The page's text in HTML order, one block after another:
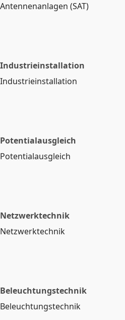
Antennenanlagen (SAT)
Industrieinstallation
Industrieinstallation
Potentialausgleich
Potentialausgleich
Netzwerktechnik
Netzwerktechnik
Beleuchtungstechnik
Beleuchtungstechnik